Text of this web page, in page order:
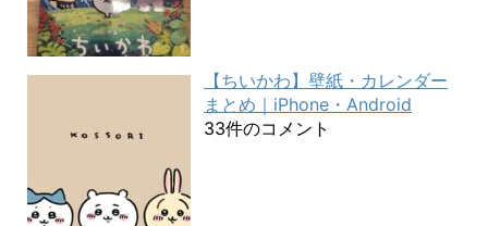
【ちいかわ】壁紙・カレンダー
まとめ｜iPhone・Android
33件のコメント